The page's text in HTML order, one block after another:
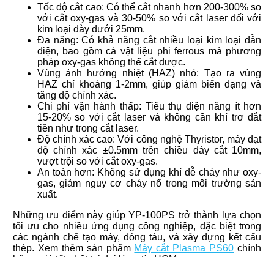
Tốc độ cắt cao: Có thể cắt nhanh hơn 200-300% so
với cắt oxy-gas và 30-50% so với cắt laser đối với
kim loại dày dưới 25mm.
Đa năng: Có khả năng cắt nhiều loại kim loại dẫn
điện, bao gồm cả vật liệu phi ferrous mà phương
pháp oxy-gas không thể cắt được.
Vùng ảnh hưởng nhiệt (HAZ) nhỏ: Tạo ra vùng
HAZ chỉ khoảng 1-2mm, giúp giảm biến dạng và
tăng độ chính xác.
Chi phí vận hành thấp: Tiêu thụ điện năng ít hơn
15-20% so với cắt laser và không cần khí trơ đắt
tiền như trong cắt laser.
Độ chính xác cao: Với công nghệ Thyristor, máy đạt
độ chính xác ±0.5mm trên chiều dày cắt 10mm,
vượt trội so với cắt oxy-gas.
An toàn hơn: Không sử dụng khí dễ cháy như oxy-
gas, giảm nguy cơ cháy nổ trong môi trường sản
xuất.
Những ưu điểm này giúp YP-100PS trở thành lựa chọn
tối ưu cho nhiều ứng dụng công nghiệp, đặc biệt trong
các ngành chế tạo máy, đóng tàu, và xây dựng kết cấu
thép. Xem thêm sản phẩm Máy cắt Plasma PS60 chính